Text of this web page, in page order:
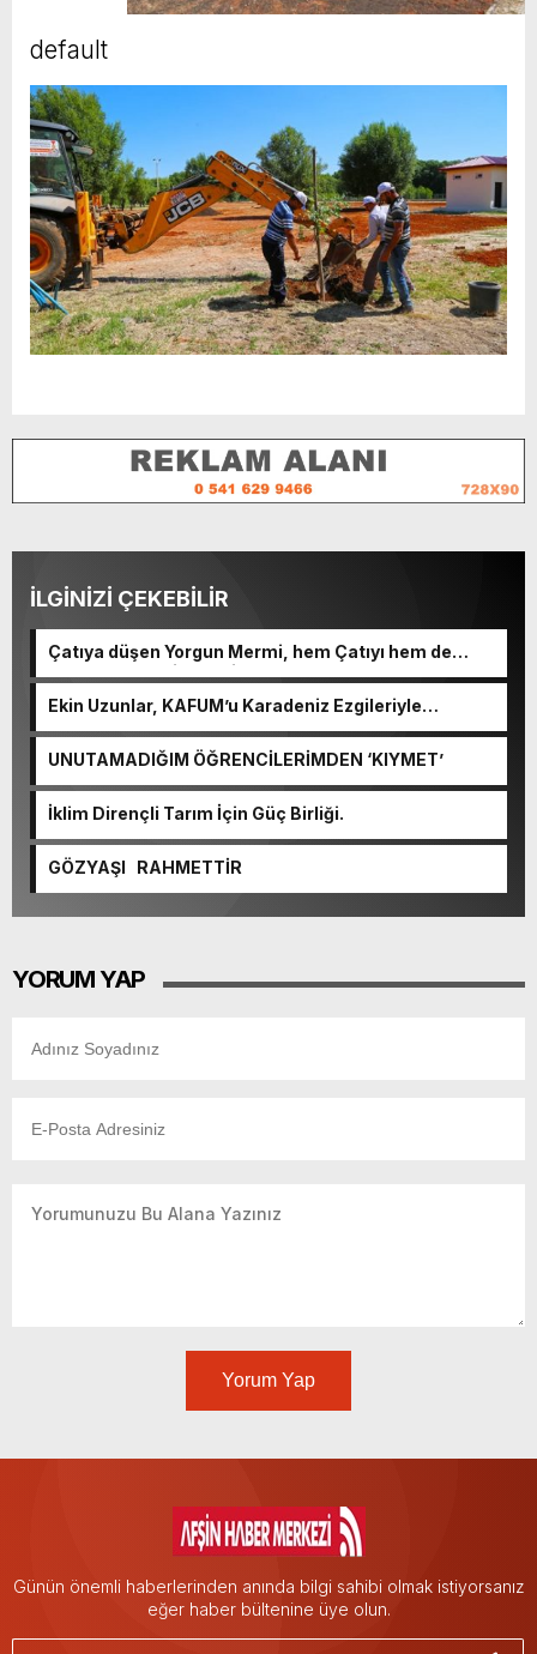
default
İLGİNİZİ ÇEKEBİLİR
Çatıya düşen Yorgun Mermi, hem Çatıyı hem de
Kulplu Tası delip geçti.
Ekin Uzunlar, KAFUM’u Karadeniz Ezgileriyle
UNUTAMADIĞIM ÖĞRENCİLERİMDEN ‘KIYMET’
İklim Dirençli Tarım İçin Güç Birliği.
GÖZYAŞI RAHMETTİR
YORUM YAP
Yorum Yap
Günün önemli haberlerinden anında bilgi sahibi olmak istiyorsanız
eğer haber bültenine üye olun.